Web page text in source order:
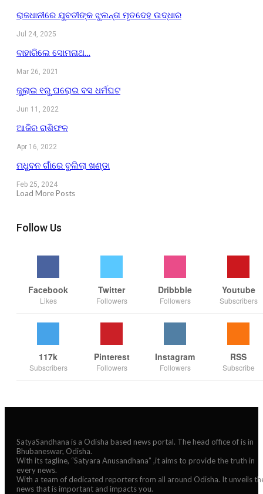
ରାଜଧାନୀରେ ଯୁବତୀଙ୍କ ଝୁଲନ୍ତା ମୃତଦେହ ଉଦ୍ଧାର
Jul 24, 2025
ବାହାରିଲେ ସୋମନାଥ…
Mar 26, 2021
ଜୁଲାଇ ୧ରୁ ଘରୋଇ ବସ ଧର୍ମଘଟ
Jun 11, 2022
ଆଜିର ରାଶିଫଳ
Apr 16, 2022
ମଧୁବନ ଗାଁରେ ବୁଲିଲା ଖଣ୍ଡା
Feb 25, 2024
Load More Posts
Follow Us
Facebook
Likes
Twitter
Followers
Dribbble
Followers
Youtube
Subscribers
117k
Subscribers
Pinterest
Followers
Instagram
Followers
RSS
Subscribe
SatyaSandhana is a Odisha based news portal. The head office of is in
Bhubaneswar, Odisha.
With its tagline, “Satyara Anusandhana” ,it aims to provide the truth in
every news.
With a team of dedicated reporters from all around Odisha. It unveils
news that is important and impacts you.